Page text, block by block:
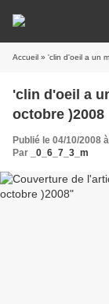
Accueil » 'clin d'oeil a un
'clin d'oeil a
octobre )2008
Publié le 04/10/2008
Par
_0_6_7_3_m